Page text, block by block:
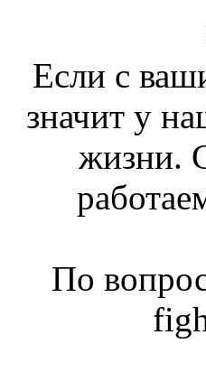
Если с
значит у
жизни.
По